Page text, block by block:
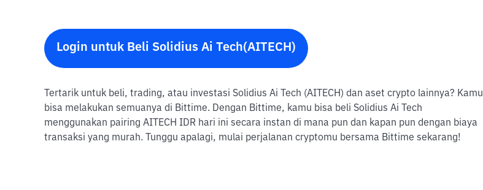
Login untuk Beli Solidius Ai Tech(AITECH)
Tertarik untuk beli, trading, atau investasi Solidius Ai Tech (AITECH) dan aset crypto lainnya? Kamu
bisa melakukan semuanya di Bittime. Dengan Bittime, kamu bisa beli Solidius Ai Tech
menggunakan pairing AITECH IDR hari ini secara instan di mana pun dan kapan pun dengan biaya
transaksi yang murah. Tunggu apalagi, mulai perjalanan cryptomu bersama Bittime sekarang!